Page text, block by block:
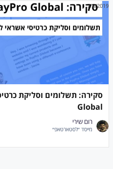
Global
רום שירי
מייסד ״לסטארטאפ״
7/8/2019